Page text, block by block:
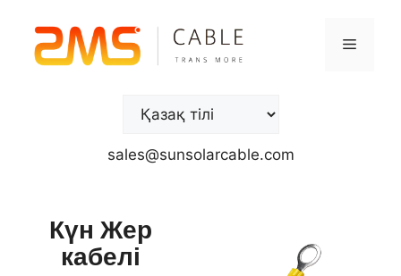
sales@sunsolarcable.com
Күн Жер
кабелі